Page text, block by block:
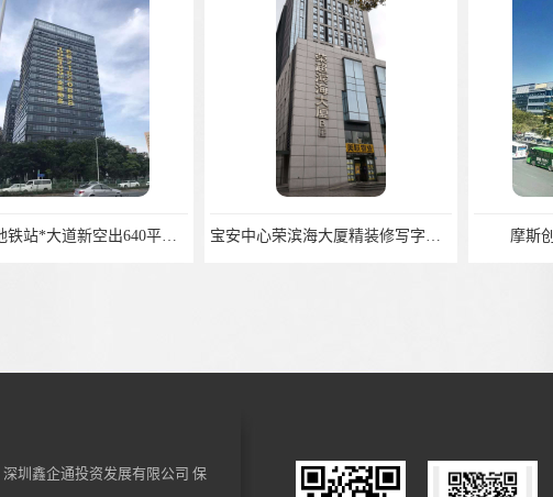
碧海湾地铁站*大道新空出640平，精装修带部分家私 宝安中心荣滨海大厦精装修写字楼553平，领包入住 摩斯创投
深圳鑫企通投资发展有限公司 保